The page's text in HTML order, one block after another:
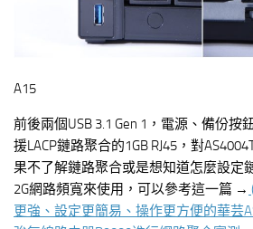
A15
前後兩個USB 3.1 Gen 1，電源、備份按
援LACP鏈路聚合的1GB RJ45，對
果不了解鏈路聚合或是想知道怎麼設定
2G網路頻寬來使用，可以參考這一篇 →
更強、設定更簡易、操作更方便的華芸